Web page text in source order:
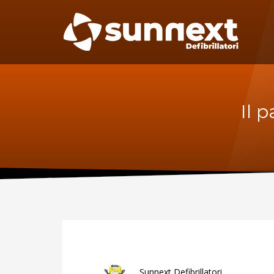
SUPPORTO
Telefono:
per il
Il